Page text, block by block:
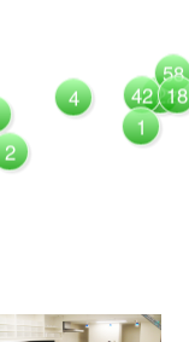
122
42
58
2
4
18
1